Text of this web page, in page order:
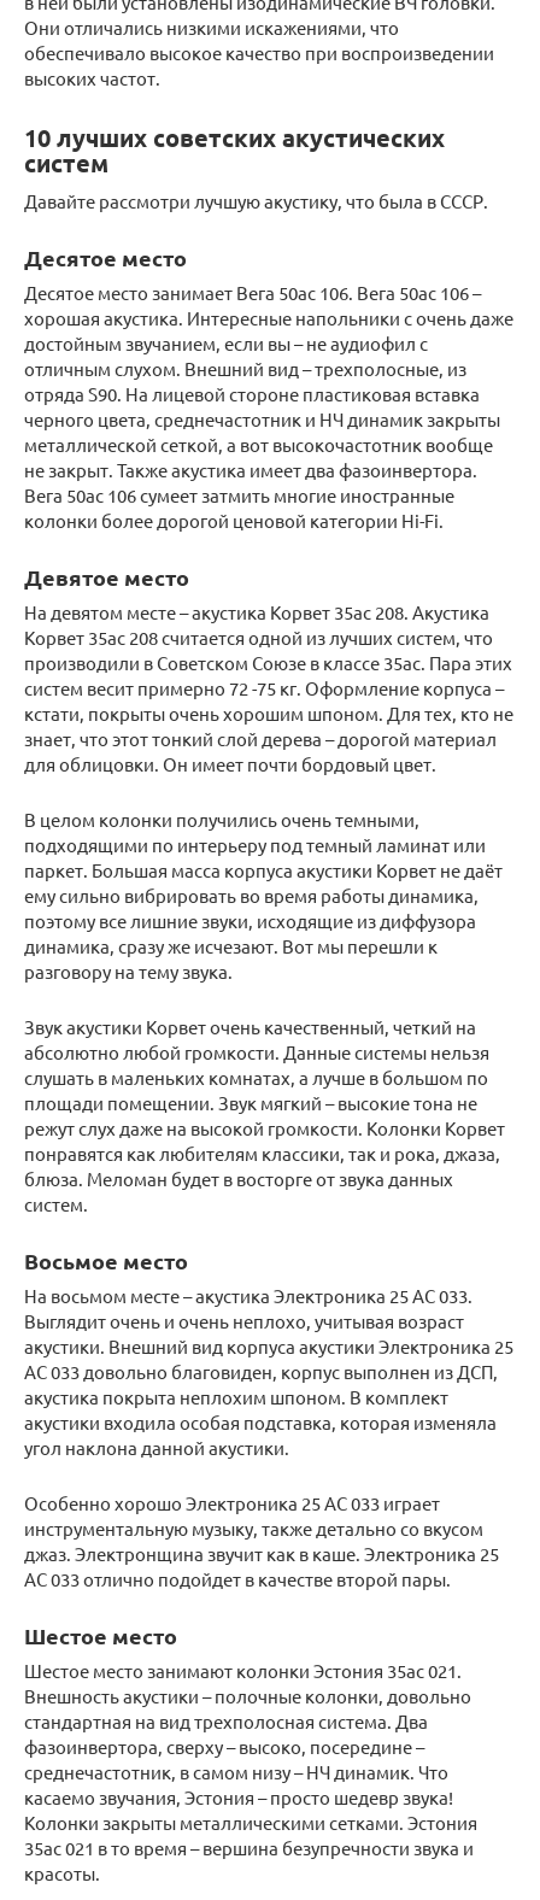
Они отличались низкими искажениями, что
обеспечивало высокое качество при воспроизведении
высоких частот.
10 лучших советских акустических
систем
Давайте рассмотри лучшую акустику, что была в СССР.
Десятое место
Десятое место занимает Вега 50ас 106. Вега 50ас 106 –
хорошая акустика. Интересные напольники с очень даже
достойным звучанием, если вы – не аудиофил с
отличным слухом. Внешний вид – трехполосные, из
отряда S90. На лицевой стороне пластиковая вставка
черного цвета, среднечастотник и НЧ динамик закрыты
металлической сеткой, а вот высокочастотник вообще
не закрыт. Также акустика имеет два фазоинвертора.
Вега 50ас 106 сумеет затмить многие иностранные
колонки более дорогой ценовой категории Hi-Fi.
Девятое место
На девятом месте – акустика Корвет 35ас 208. Акустика
Корвет 35ас 208 считается одной из лучших систем, что
производили в Советском Союзе в классе 35ас. Пара этих
систем весит примерно 72 -75 кг. Оформление корпуса –
кстати, покрыты очень хорошим шпоном. Для тех, кто не
знает, что этот тонкий слой дерева – дорогой материал
для облицовки. Он имеет почти бордовый цвет.
В целом колонки получились очень темными,
подходящими по интерьеру под темный ламинат или
паркет. Большая масса корпуса акустики Корвет не даёт
ему сильно вибрировать во время работы динамика,
поэтому все лишние звуки, исходящие из диффузора
динамика, сразу же исчезают. Вот мы перешли к
разговору на тему звука.
Звук акустики Корвет очень качественный, четкий на
абсолютно любой громкости. Данные системы нельзя
слушать в маленьких комнатах, а лучше в большом по
площади помещении. Звук мягкий – высокие тона не
режут слух даже на высокой громкости. Колонки Корвет
понравятся как любителям классики, так и рока, джаза,
блюза. Меломан будет в восторге от звука данных
систем.
Восьмое место
На восьмом месте – акустика Электроника 25 АС 033.
Выглядит очень и очень неплохо, учитывая возраст
акустики. Внешний вид корпуса акустики Электроника 25
АС 033 довольно благовиден, корпус выполнен из ДСП,
акустика покрыта неплохим шпоном. В комплект
акустики входила особая подставка, которая изменяла
угол наклона данной акустики.
Особенно хорошо Электроника 25 АС 033 играет
инструментальную музыку, также детально со вкусом
джаз. Электронщина звучит как в каше. Электроника 25
АС 033 отлично подойдет в качестве второй пары.
Шестое место
Шестое место занимают колонки Эстония 35ас 021.
Внешность акустики – полочные колонки, довольно
стандартная на вид трехполосная система. Два
фазоинвертора, сверху – высоко, посередине –
среднечастотник, в самом низу – НЧ динамик. Что
касаемо звучания, Эстония – просто шедевр звука!
Колонки закрыты металлическими сетками. Эстония
35ас 021 в то время – вершина безупречности звука и
красоты.